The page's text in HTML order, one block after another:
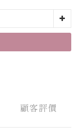
顧客評價